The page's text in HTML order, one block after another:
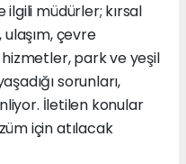
ilgili müdürler; kırsal
çevre
park ve yeşil
sorunları,
İletilen konular
için atılacak